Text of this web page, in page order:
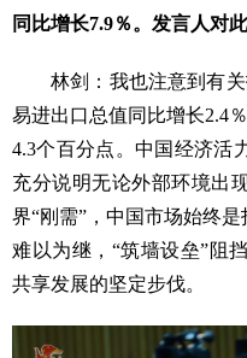
同比增长7.9％。发言人对
林剑：我也注意到有
易进出口总值同比增长2.4
4.3个百分点。中国经济活
充分说明无论外部环境出
界“刚需”，中国市场始终
难以为继，“筑墙设垒”阻
共享发展的坚定步伐。